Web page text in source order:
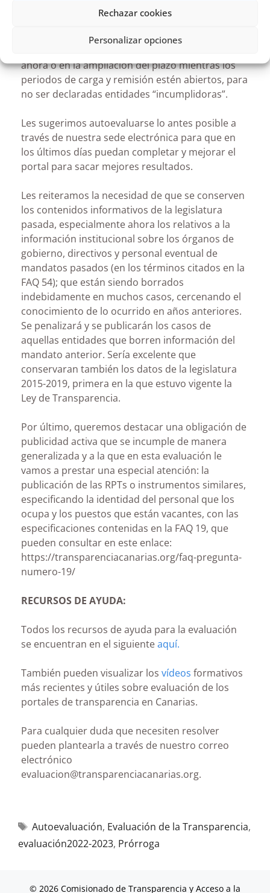
Rechazar cookies
Personalizar opciones
periodo de alegaciones, previsiblemente a finales
ahora o en la ampliación del plazo mientras los
periodos de carga y remisión estén abiertos, para
no ser declaradas entidades “incumplidoras”.
Les sugerimos autoevaluarse lo antes posible a
través de nuestra sede electrónica para que en
los últimos días puedan completar y mejorar el
portal para sacar mejores resultados.
Les reiteramos la necesidad de que se conserven
los contenidos informativos de la legislatura
pasada, especialmente ahora los relativos a la
información institucional sobre los órganos de
gobierno, directivos y personal eventual de
mandatos pasados (en los términos citados en la
FAQ 54); que están siendo borrados
indebidamente en muchos casos, cercenando el
conocimiento de lo ocurrido en años anteriores.
Se penalizará y se publicarán los casos de
aquellas entidades que borren información del
mandato anterior. Sería excelente que
conservaran también los datos de la legislatura
2015-2019, primera en la que estuvo vigente la
Ley de Transparencia.
Por último, queremos destacar una obligación de
publicidad activa que se incumple de manera
generalizada y a la que en esta evaluación le
vamos a prestar una especial atención: la
publicación de las RPTs o instrumentos similares,
especificando la identidad del personal que los
ocupa y los puestos que están vacantes, con las
especificaciones contenidas en la FAQ 19, que
pueden consultar en este enlace:
https://transparenciacanarias.org/faq-pregunta-
numero-19/
RECURSOS DE AYUDA:
Todos los recursos de ayuda para la evaluación
se encuentran en el siguienteaquí.
También pueden visualizar los vídeos formativos
más recientes y útiles sobre evaluación de los
portales de transparencia en Canarias.
Para cualquier duda que necesiten resolver
pueden plantearla a través de nuestro correo
electrónico
evaluacion@transparenciacanarias.org.
Autoevaluación, Evaluación de la Transparencia,
evaluación2022-2023, Prórroga
© 2026 Comisionado de Transparencia y Acceso a la